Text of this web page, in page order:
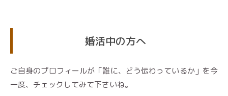
婚活中の方へ
ご自身のプロフィールが「誰に、どう伝わっているか」を今
一度、チェックしてみて下さいね。